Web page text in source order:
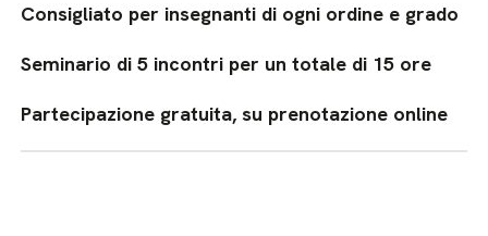
Consigliato per insegnanti di ogni ordine e grado
Seminario di 5 incontri per un totale di 15 ore
Partecipazione gratuita, su prenotazione online